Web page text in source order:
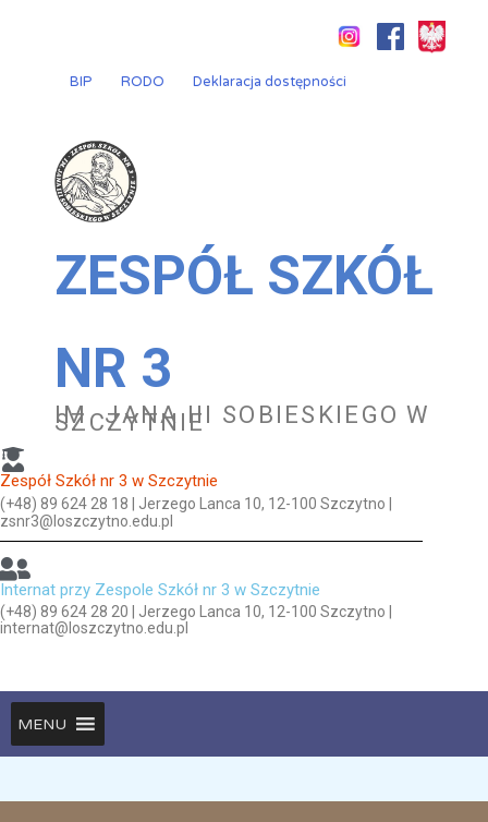
BIP
RODO Deklaracja dostępności
ZESPÓŁ SZKÓŁ
NR 3
IM. JANA III SOBIESKIEGO W
SZCZYTNIE
Zespół Szkół nr 3 w Szczytnie
(+48) 89 624 28 18 | Jerzego Lanca 10, 12-100 Szczytno |
zsnr3@loszczytno.edu.pl
Internat przy Zespole Szkół nr 3 w Szczytnie
(+48) 89 624 28 20 | Jerzego Lanca 10, 12-100 Szczytno |
internat@loszczytno.edu.pl
MENU